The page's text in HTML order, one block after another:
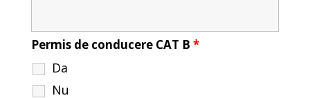
Permis de conducere CAT B *
Da
Nu